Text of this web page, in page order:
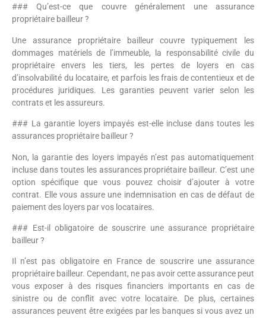
### Qu’est-ce que couvre généralement une assurance
propriétaire bailleur ?
Une assurance propriétaire bailleur couvre typiquement les
dommages matériels de l’immeuble, la responsabilité civile du
propriétaire envers les tiers, les pertes de loyers en cas
d’insolvabilité du locataire, et parfois les frais de contentieux et de
procédures juridiques. Les garanties peuvent varier selon les
contrats et les assureurs.
### La garantie loyers impayés est-elle incluse dans toutes les
assurances propriétaire bailleur ?
Non, la garantie des loyers impayés n’est pas automatiquement
incluse dans toutes les assurances propriétaire bailleur. C’est une
option spécifique que vous pouvez choisir d’ajouter à votre
contrat. Elle vous assure une indemnisation en cas de défaut de
paiement des loyers par vos locataires.
### Est-il obligatoire de souscrire une assurance propriétaire
bailleur ?
Il n’est pas obligatoire en France de souscrire une assurance
propriétaire bailleur. Cependant, ne pas avoir cette assurance peut
vous exposer à des risques financiers importants en cas de
sinistre ou de conflit avec votre locataire. De plus, certaines
assurances peuvent être exigées par les banques si vous avez un